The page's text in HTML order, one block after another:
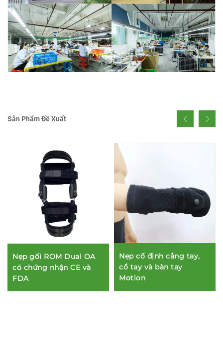
Sản Phẩm Đề Xuất
Nẹp gối ROM Dual OA
có chứng nhận CE và
FDA
Nẹp cố định cẳng tay,
cổ tay và bàn tay
Motion